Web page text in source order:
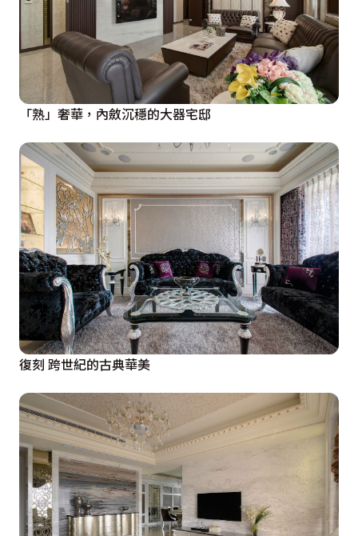
「熟」奢華，內斂沉穩的大器宅邸
復刻 跨世紀的古典華美